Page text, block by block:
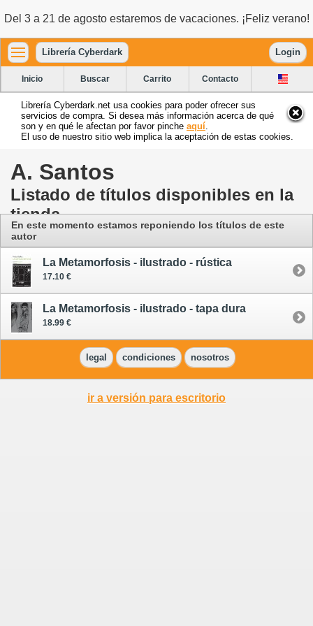
Del 3 a 21 de agosto estaremos de vacaciones. ¡Feliz verano!
Librería Cyberdark Login
Inicio Buscar Carrito Contacto
Librería Cyberdark.net usa cookies para poder ofrecer sus
servicios de compra. Si desea más información acerca de qué
son y en qué le afectan por favor pinche aquí
El uso de nuestro sitio web implica la aceptación de estas cookies.
A. Santos
Listado de títulos disponibles en la
tienda
En este momento estamos reponiendo los títulos de este
autor
La Metamorfosis - ilustrado - rústica
17.10 €
La Metamorfosis - ilustrado - tapa dura
18.99 €
legal condiciones nosotros
ir a versión para escritorio